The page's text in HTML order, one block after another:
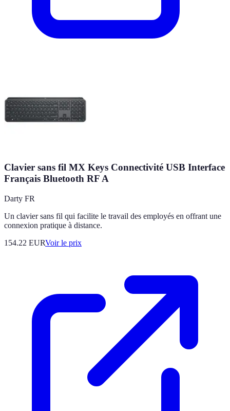
Clavier sans fil MX Keys Connectivité USB Interface
Français Bluetooth RF A
Darty FR
Un clavier sans fil qui facilite le travail des employés en offrant une
connexion pratique à distance.
154.22 EURVoir le prix